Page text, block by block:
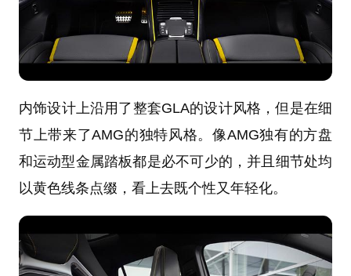
内饰设计上沿用了整套GLA的设计风格，但是在细
节上带来了AMG的独特风格。像AMG独有的方盘
和运动型金属踏板都是必不可少的，并且细节处均
以黄色线条点缀，看上去既个性又年轻化。